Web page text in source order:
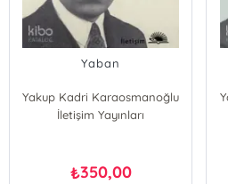
Yaban
Yakup Kadri Karaosmanoğlu
İletişim Yayınları
₺350,00